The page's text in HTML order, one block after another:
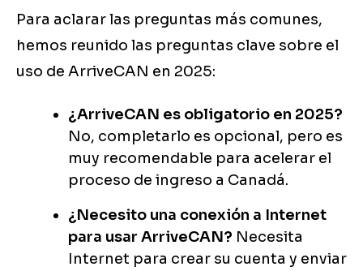
Para aclarar las preguntas más comunes,
hemos reunido las preguntas clave sobre el
uso de ArriveCAN en 2025:
¿ArriveCAN es obligatorio en 2025?
No, completarlo es opcional, pero es
muy recomendable para acelerar el
proceso de ingreso a Canadá.
¿Necesito una conexión a Internet
para usar ArriveCAN? Necesita
Internet para crear su cuenta y enviar